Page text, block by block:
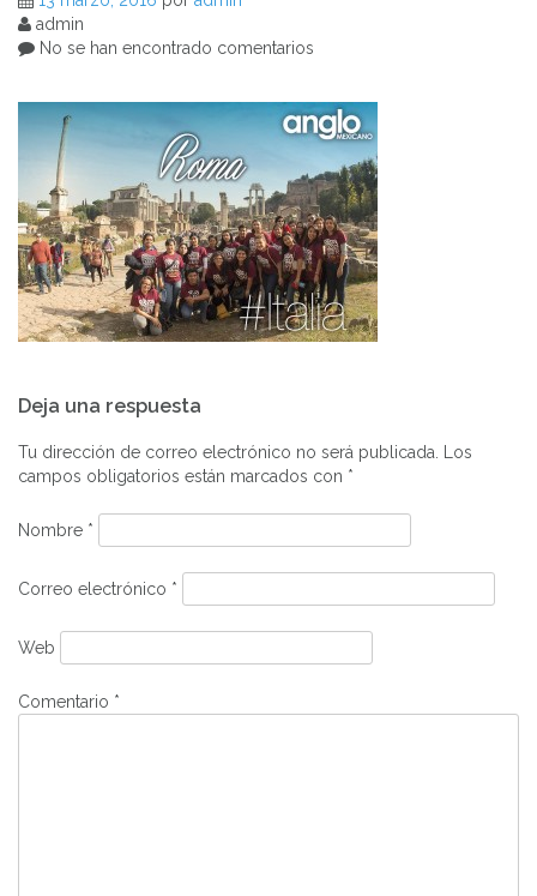
admin
No se han encontrado comentarios
de
entradas
Deja una respuesta
Tu dirección de correo electrónico no será publicada. Los
campos obligatorios están marcados con *
Nombre *
Correo electrónico *
Web
Comentario *